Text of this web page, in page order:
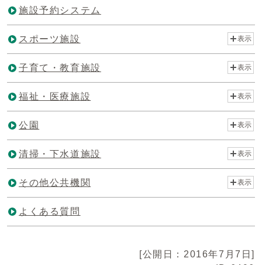
施設予約システム
スポーツ施設 表示
子育て・教育施設 表示
福祉・医療施設 表示
公園 表示
清掃・下水道施設 表示
その他公共機関 表示
よくある質問
[公開日：2016年7月7日]